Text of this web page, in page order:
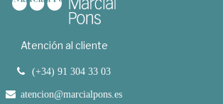
Atención al cliente
(+34) 91 304 33 03
atencion@marcialpons.es